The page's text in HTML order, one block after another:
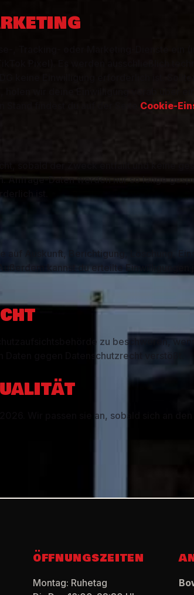
Cookie-
Anfrage-Daten werden nur so lange
ist.
auf Auskunft, Berichtigung, Löschung,
kannst du erteilte
zu beschweren,
gegen Datenschutzrecht verstößt.
Wir passen sie an, sobald sich an
ÖFFNUNGSZEITEN
Montag: Ruhetag